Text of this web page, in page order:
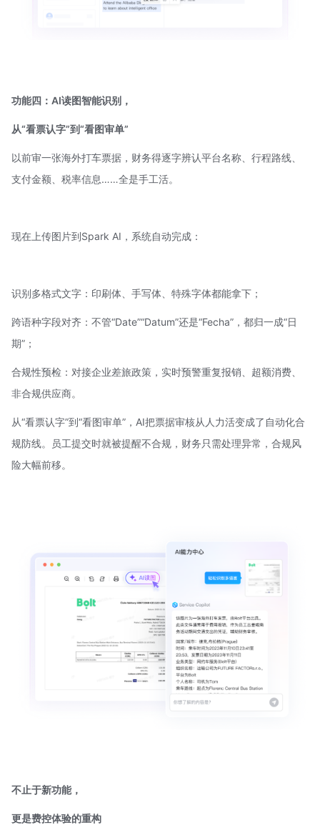
功能四：AI读图智能识别，
从“看票认字”到“看图审单”
以前审一张海外打车票据，财务得逐字辨认平台名称、行程路线、
支付金额、税率信息……全是手工活。
现在上传图片到Spark AI，系统自动完成：
识别多格式文字：印刷体、手写体、特殊字体都能拿下；
跨语种字段对齐：不管“Date”“Datum”还是“Fecha”，都归一成“日
期”；
合规性预检：对接企业差旅政策，实时预警重复报销、超额消费、
非合规供应商。
从“看票认字”到“看图审单”，AI把票据审核从人力活变成了自动化合
规防线。员工提交时就被提醒不合规，财务只需处理异常，合规风
险大幅前移。
不止于新功能，
更是费控体验的重构